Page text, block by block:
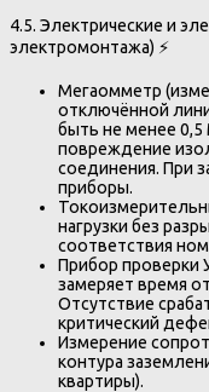
4.5. Электрические и
электромонтажа) ⚡️
Мегаомметр
отключённой
быть не менее
повреждение
соединения. При
приборы.
нагрузки без
соответствия
Прибор проверки
замеряет время
Отсутствие
критический
Измерение
контура
квартиры).